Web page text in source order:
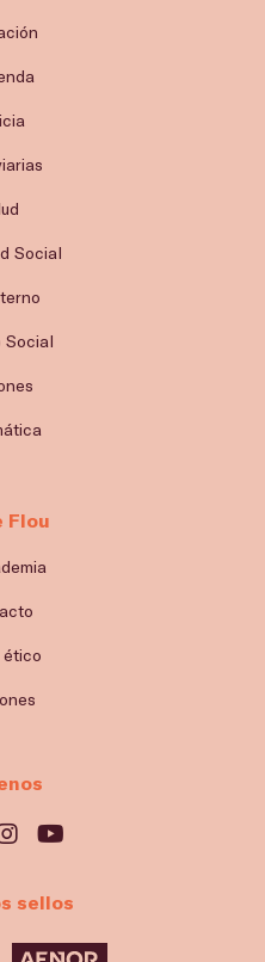
Social
Social
Flou
ético
sellos